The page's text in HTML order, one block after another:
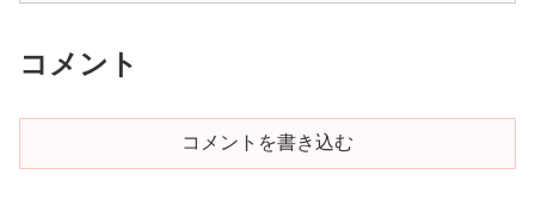
コメント
コメントを書き込む